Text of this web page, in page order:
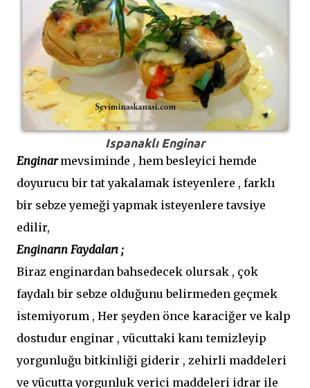
Ispanaklı Enginar
Enginarmevsiminde , hem besleyici hemde
doyurucu bir tat yakalamak isteyenlere , farklı
bir sebze yemeği yapmak isteyenlere tavsiye
edilir,
Enginarın Faydaları ;
Biraz enginardan bahsedecek olursak , çok
faydalı bir sebze olduğunu belirmeden geçmek
istemiyorum , Her şeyden önce karaciğer ve kalp
dostudur enginar , vücuttaki kanı temizleyip
yorgunluğu bitkinliği giderir , zehirli maddeleri
ve vücutta yorgunluk verici maddeleri idrar ile